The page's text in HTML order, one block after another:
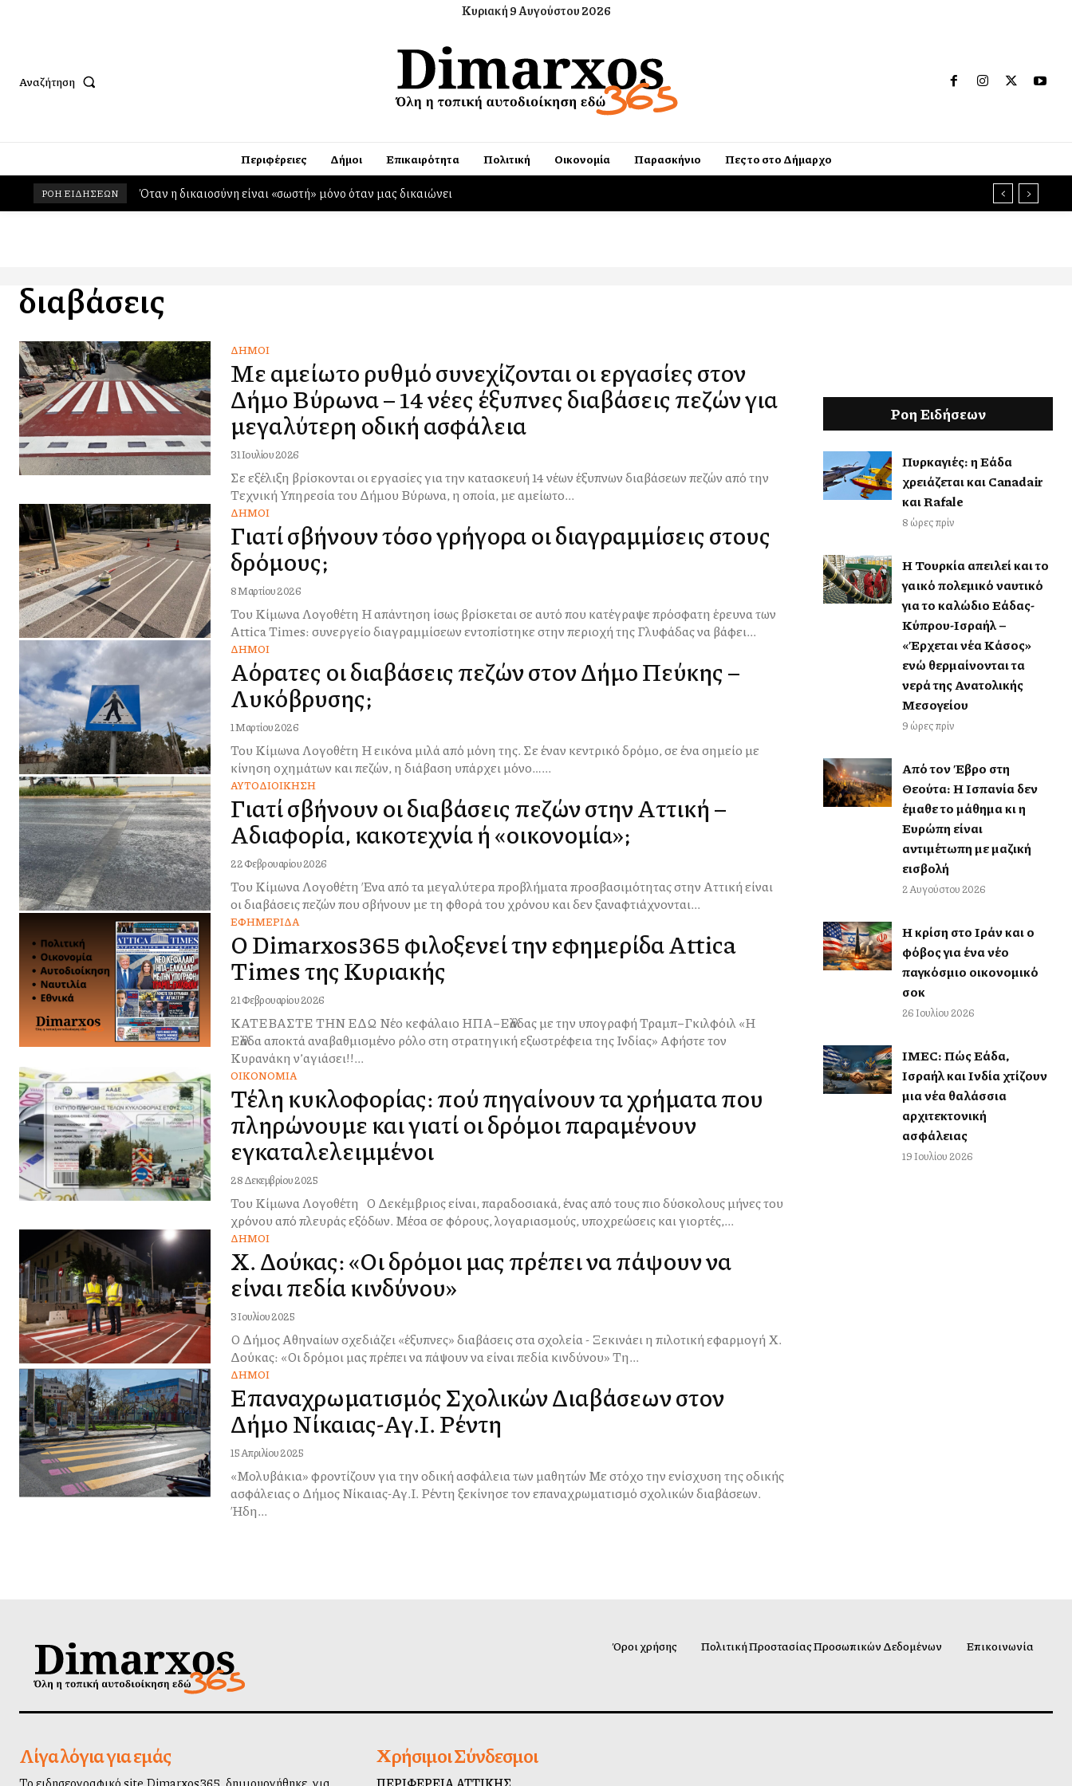
Κυριακή 9 Αυγούστου 2026
Αναζήτηση
Περιφέρειες Δήμοι Επικαιρότητα Πολιτική Οικονομία Παρασκήνιο Πες το στο Δήμαρχο
ΡΟΗ ΕΙΔΗΣΕΩΝ Όταν η δικαιοσύνη είναι «σωστή» μόνο όταν μας δικαιώνει
διαβάσεις
ΔΉΜΟΙ
Με αμείωτο ρυθμό συνεχίζονται οι εργασίες στον
Δήμο Βύρωνα – 14 νέες έξυπνες διαβάσεις πεζών για
μεγαλύτερη οδική ασφάλεια
31 Ιουλίου 2026
Σε εξέλιξη βρίσκονται οι εργασίες για την κατασκευή 14 νέων έξυπνων διαβάσεων πεζών από την
Τεχνική Υπηρεσία του Δήμου Βύρωνα, η οποία, με αμείωτο...
ΔΉΜΟΙ
Γιατί σβήνουν τόσο γρήγορα οι διαγραμμίσεις στους
δρόμους;
8 Μαρτίου 2026
Του Κίμωνα Λογοθέτη Η απάντηση ίσως βρίσκεται σε αυτό που κατέγραψε πρόσφατη έρευνα των
Attica Times: συνεργείο διαγραμμίσεων εντοπίστηκε στην περιοχή της Γλυφάδας να βάφει...
ΔΉΜΟΙ
Αόρατες οι διαβάσεις πεζών στον Δήμο Πεύκης –
Λυκόβρυσης;
1 Μαρτίου 2026
Του Κίμωνα Λογοθέτη Η εικόνα μιλά από μόνη της. Σε έναν κεντρικό δρόμο, σε ένα σημείο με
κίνηση οχημάτων και πεζών, η διάβαση υπάρχει μόνο…...
ΑΥΤΟΔΙΟΊΚΗΣΗ
Γιατί σβήνουν οι διαβάσεις πεζών στην Αττική –
Αδιαφορία, κακοτεχνία ή «οικονομία»;
22 Φεβρουαρίου 2026
Του Κίμωνα Λογοθέτη Ένα από τα μεγαλύτερα προβλήματα προσβασιμότητας στην Αττική είναι
οι διαβάσεις πεζών που σβήνουν με τη φθορά του χρόνου και δεν ξαναφτιάχνονται...
ΕΦΗΜΕΡΊΔΑ
Ο Dimarxos365 φιλοξενεί την εφημερίδα Attica
Times της Κυριακής
21 Φεβρουαρίου 2026
ΚΑΤΕΒΑΣΤΕ ΤΗΝ ΕΔΩ Νέο κεφάλαιο ΗΠΑ–Ελλάδας με την υπογραφή Τραμπ–Γκιλφόιλ «Η
Ελλάδα αποκτά αναβαθμισμένο ρόλο στη στρατηγική εξωστρέφεια της Ινδίας» Αφήστε τον
Κυρανάκη ν’αγιάσει!!...
ΟΙΚΟΝΟΜΊΑ
Τέλη κυκλοφορίας: πού πηγαίνουν τα χρήματα που
πληρώνουμε και γιατί οι δρόμοι παραμένουν
εγκαταλελειμμένοι
28 Δεκεμβρίου 2025
Του Κίμωνα Λογοθέτη Ο Δεκέμβριος είναι, παραδοσιακά, ένας από τους πιο δύσκολους μήνες του
χρόνου από πλευράς εξόδων. Μέσα σε φόρους, λογαριασμούς, υποχρεώσεις και γιορτές,...
ΔΉΜΟΙ
Χ. Δούκας: «Οι δρόμοι μας πρέπει να πάψουν να
είναι πεδία κινδύνου»
3 Ιουλίου 2025
Ο Δήμος Αθηναίων σχεδιάζει «έξυπνες» διαβάσεις στα σχολεία - Ξεκινάει η πιλοτική εφαρμογή Χ.
Δούκας: «Οι δρόμοι μας πρέπει να πάψουν να είναι πεδία κινδύνου» Τη...
ΔΉΜΟΙ
Επαναχρωματισμός Σχολικών Διαβάσεων στον
Δήμο Νίκαιας-Αγ.Ι. Ρέντη
15 Απριλίου 2025
«Μολυβάκια» φροντίζουν για την οδική ασφάλεια των μαθητών Με στόχο την ενίσχυση της οδικής
ασφάλειας ο Δήμος Νίκαιας-Αγ.Ι. Ρέντη ξεκίνησε τον επαναχρωματισμό σχολικών διαβάσεων.
Ήδη...
Ροη Ειδήσεων
Πυρκαγιές: η Ελλάδα
χρειάζεται και Canadair
και Rafale
8 ώρες πρίν
Η Τουρκία απειλεί και το
γαλλικό πολεμικό ναυτικό
για το καλώδιο Ελλάδας-
Κύπρου-Ισραήλ –
«Έρχεται νέα Κάσος»
ενώ θερμαίνονται τα
νερά της Ανατολικής
Μεσογείου
9 ώρες πρίν
Από τον Έβρο στη
Θεούτα: Η Ισπανία δεν
έμαθε το μάθημα κι η
Ευρώπη είναι
αντιμέτωπη με μαζική
εισβολή
2 Αυγούστου 2026
Η κρίση στο Ιράν και ο
φόβος για ένα νέο
παγκόσμιο οικονομικό
σοκ
26 Ιουλίου 2026
IMEC: Πώς Ελλάδα,
Ισραήλ και Ινδία χτίζουν
μια νέα θαλάσσια
αρχιτεκτονική
ασφάλειας
19 Ιουλίου 2026
Όροι χρήσης Πολιτική Προστασίας Προσωπικών Δεδομένων Επικοινωνία
Λίγα λόγια για εμάς Χρήσιμοι Σύνδεσμοι